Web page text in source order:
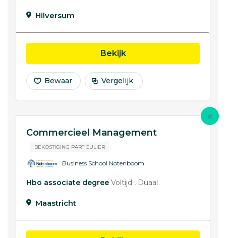
Hilversum
Bekijkopleiding Commercieel
Bewaar Vergelijk
Commercieel Management
BEKOSTIGING PARTICULIER
Business School Notenboom
Hbo associate degree Voltijd Duaal
Maastricht